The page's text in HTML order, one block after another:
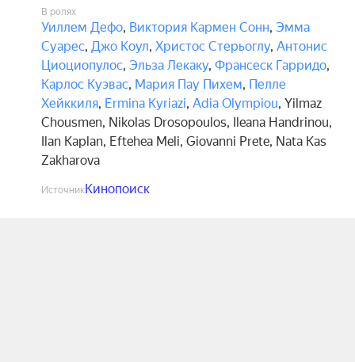
В ролях
Уиллем Дефо, Виктория Кармен Сонн, Эмма
Суарес, Джо Коул, Христос Стерьоглу, Антонис
Циоциопулос, Эльза Лекаку, Франсеск Гарридо,
Карлос Куэвас, Мария Пау Пихем, Пелле
Хейккиля, Ermina Kyriazi, Adia Olympiou, Yilmaz
Chousmen, Nikolas Drosopoulos, Ileana Handrinou,
Ilan Kaplan, Eftehea Meli, Giovanni Prete, Nata Kas
Zakharova
ИсточникКинопоиск